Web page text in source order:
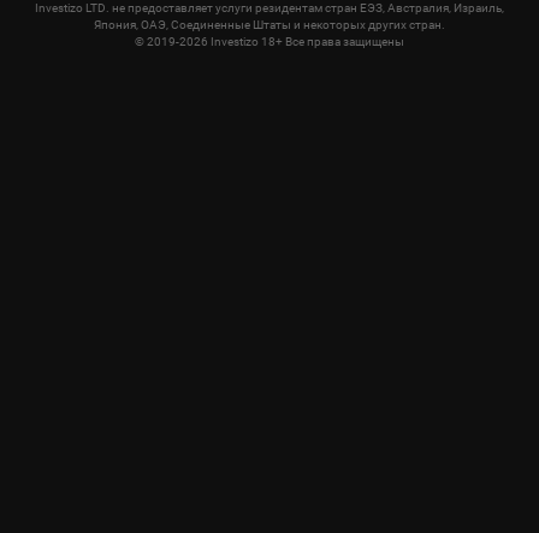
Investizo LTD. не предоставляет услуги резидентам стран ЕЭЗ, Австралия, Израиль,
Япония, ОАЭ, Соединенные Штаты и некоторых других стран.
© 2019-2026 Investizo 18+ Все права защищены